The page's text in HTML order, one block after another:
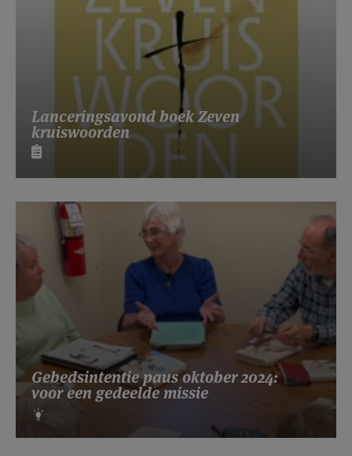
Lanceringsavond boek Zeven
kruiswoorden
Gebedsintentie paus oktober 2024:
voor een gedeelde missie